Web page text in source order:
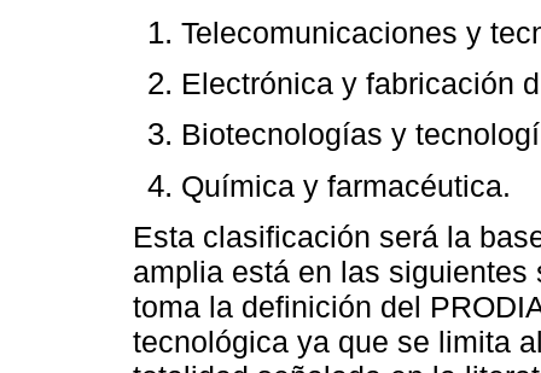
Telecomunicaciones y
Electrónica y fabricación
Biotecnologías y
Química y farmacéutica.
Esta clasificación será la
amplia está en las
toma la definición del
tecnológica ya que se limita